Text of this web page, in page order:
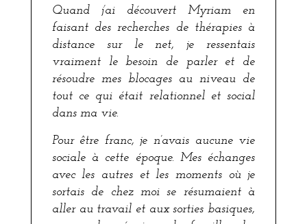
Quand j’ai découvert Myriam en
faisant des recherches de thérapies à
distance sur le net, je ressentais
vraiment le besoin de parler et de
résoudre mes blocages au niveau de
tout ce qui était relationnel et social
dans ma vie.
Pour être franc, je n’avais aucune vie
sociale à cette époque. Mes échanges
avec les autres et les moments où je
sortais de chez moi se résumaient à
aller au travail et aux sorties basiques,